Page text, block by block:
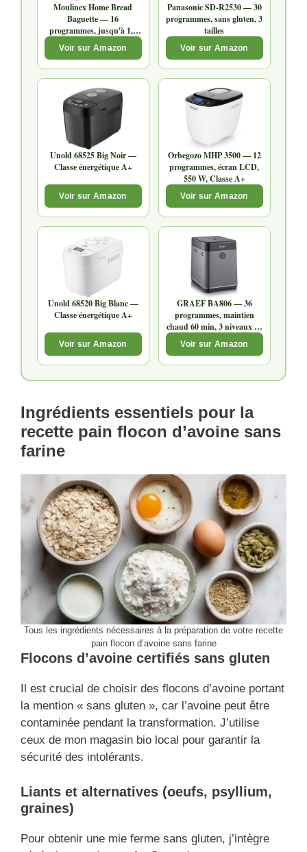
Moulinex Home Bread
Baguette — 16
programmes, jusqu'à 1,5
kg
Voir sur Amazon
Panasonic SD-R2530 — 30
programmes, sans gluten, 3
tailles
Voir sur Amazon
Unold 68525 Big Noir —
Classe énergétique A+
Voir sur Amazon
Orbegozo MHP 3500 — 12
programmes, écran LCD,
550 W, Classe A+
Voir sur Amazon
Unold 68520 Big Blanc —
Classe énergétique A+
Voir sur Amazon
GRAEF BA806 — 36
programmes, maintien
chaud 60 min, 3 niveaux de
brunissage
Voir sur Amazon
Ingrédients essentiels pour la
recette pain flocon d’avoine sans
farine
Tous les ingrédients nécessaires à la préparation de votre recette
pain flocon d’avoine sans farine
Flocons d’avoine certifiés sans gluten
Il est crucial de choisir des flocons d’avoine portant
la mention « sans gluten », car l’avoine peut être
contaminée pendant la transformation. J’utilise
ceux de mon magasin bio local pour garantir la
sécurité des intolérants.
Liants et alternatives (oeufs, psyllium,
graines)
Pour obtenir une mie ferme sans gluten, j’intègre